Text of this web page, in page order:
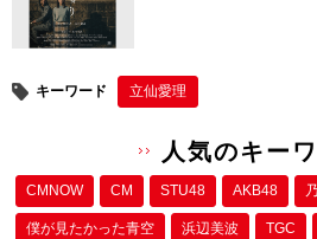
キーワード 立仙愛理
人気のキー
CMNOW CM STU48 AKB48
僕が⾒たかった⻘空 浜辺美波 TGC